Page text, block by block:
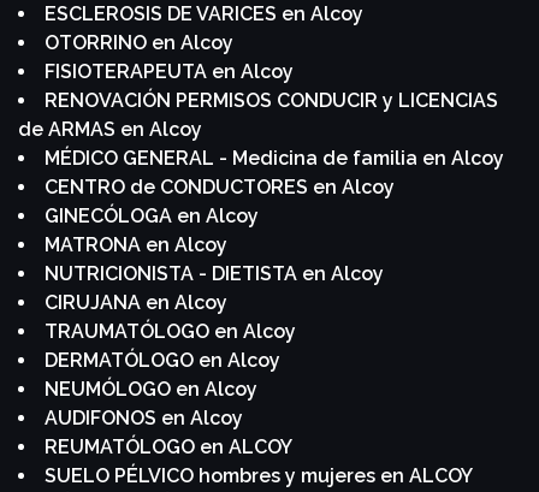
ESCLEROSIS DE VARICES en Alcoy
OTORRINO en Alcoy
FISIOTERAPEUTA en Alcoy
RENOVACIÓN PERMISOS CONDUCIR y LICENCIAS
de ARMAS en Alcoy
MÉDICO GENERAL - Medicina de familia en Alcoy
CENTRO de CONDUCTORES en Alcoy
GINECÓLOGA en Alcoy
MATRONA en Alcoy
NUTRICIONISTA - DIETISTA en Alcoy
CIRUJANA en Alcoy
TRAUMATÓLOGO en Alcoy
DERMATÓLOGO en Alcoy
NEUMÓLOGO en Alcoy
AUDIFONOS en Alcoy
REUMATÓLOGO en ALCOY
SUELO PÉLVICO hombres y mujeres en ALCOY